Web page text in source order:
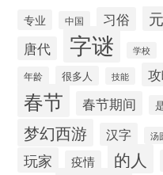
专业 中国 习俗
唐代 字谜 学校
年龄 很多人 技能
春节 春节期间
梦幻西游 汉字 汤
玩家 疫情 的人